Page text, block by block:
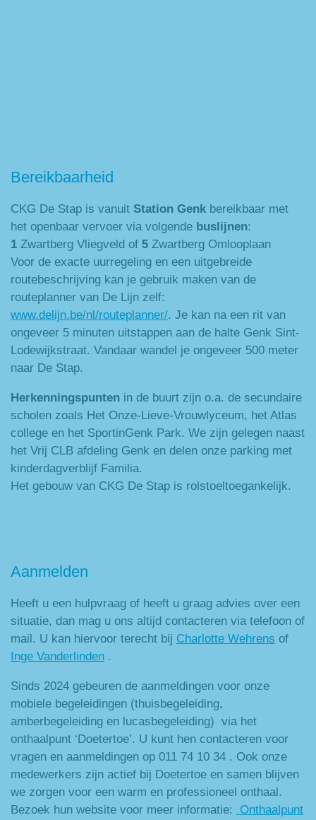
Bereikbaarheid
CKG De Stap is vanuit Station Genk bereikbaar met
het openbaar vervoer via volgende buslijnen:
1 Zwartberg Vliegveld of 5 Zwartberg Omlooplaan
Voor de exacte uurregeling en een uitgebreide
routebeschrijving kan je gebruik maken van de
routeplanner van De Lijn zelf:
www.delijn.be/nl/routeplanner/. Je kan na een rit van
ongeveer 5 minuten uitstappen aan de halte Genk Sint-
Lodewijkstraat. Vandaar wandel je ongeveer 500 meter
naar De Stap.
Herkenningspunten in de buurt zijn o.a. de secundaire
scholen zoals Het Onze-Lieve-Vrouwlyceum, het Atlas
college en het SportinGenk Park. We zijn gelegen naast
het Vrij CLB afdeling Genk en delen onze parking met
kinderdagverblijf Familia.
Het gebouw van CKG De Stap is rolstoeltoegankelijk.
Aanmelden
Heeft u een hulpvraag of heeft u graag advies over een
situatie, dan mag u ons altijd contacteren via telefoon of
mail. U kan hiervoor terecht bij Charlotte Wehrens of
Inge Vanderlinden .
Sinds 2024 gebeuren de aanmeldingen voor onze
mobiele begeleidingen (thuisbegeleiding,
amberbegeleiding en lucasbegeleiding) via het
onthaalpunt ‘Doetertoe’. U kunt hen contacteren voor
vragen en aanmeldingen op 011 74 10 34 . Ook onze
medewerkers zijn actief bij Doetertoe en samen blijven
we zorgen voor een warm en professioneel onthaal.
Bezoek hun website voor meer informatie:
Onthaalpunt